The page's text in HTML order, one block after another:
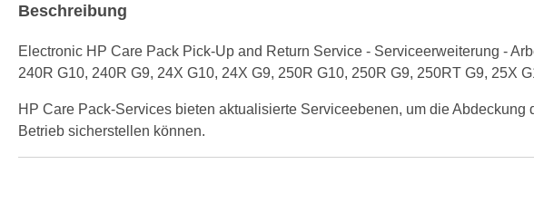
Beschreibung
Electronic HP Care Pack Pick-Up and Return Service - Serviceerweiterung -
240R G10, 240R G9, 24X G10, 24X G9, 250R G10, 250R G9, 250RT G9, 25X
HP Care Pack-Services bieten aktualisierte Serviceebenen, um die
Betrieb sicherstellen können.